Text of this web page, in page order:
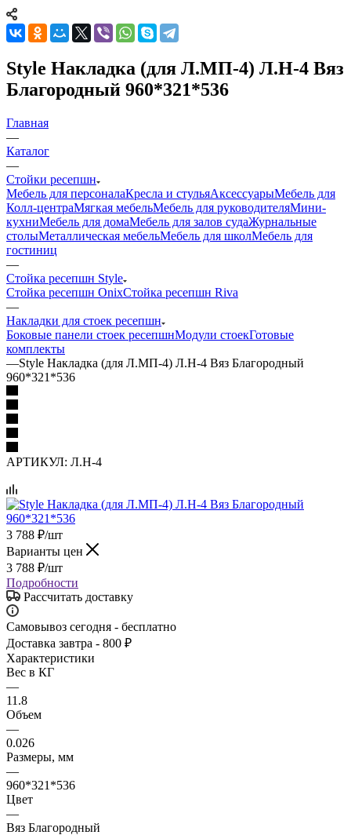
Style Накладка (для Л.МП-4) Л.Н-4 Вяз
Благородный 960*321*536
Главная
—
Каталог
—
Стойки ресепшн
Мебель для персоналаКресла и стульяАксессуарыМебель для
Колл-центраМягкая мебельМебель для руководителяМини-
кухниМебель для домаМебель для залов судаЖурнальные
столыМеталлическая мебельМебель для школМебель для
гостиниц
—
Стойка ресепшн Style
Стойка ресепшн OnixСтойка ресепшн Riva
—
Накладки для стоек ресепшн
Боковые панели стоек ресепшнМодули стоекГотовые
комплекты
—Style Накладка (для Л.МП-4) Л.Н-4 Вяз Благородный
960*321*536
АРТИКУЛ: Л.Н-4
3 788 ₽/шт
Варианты цен
3 788 ₽/шт
Подробности
Рассчитать доставку
Самовывоз сегодня - бесплатно
Доставка завтра - 800 ₽
Характеристики
Вес в КГ
—
11.8
Объем
—
0.026
Размеры, мм
—
960*321*536
Цвет
—
Вяз Благородный